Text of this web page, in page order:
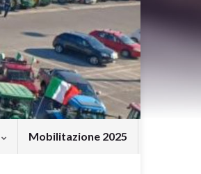
Mobilitazione 2025